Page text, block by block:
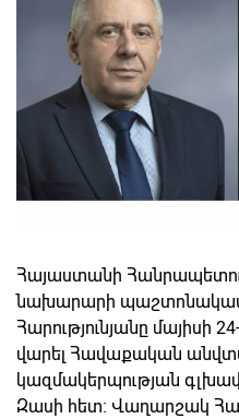
Հայաստանի
նախարարի
Հարությունյանը մայիսի
վարել Հավաքական
կազմակերպության
Զասի հետ։ Վաղարշակ